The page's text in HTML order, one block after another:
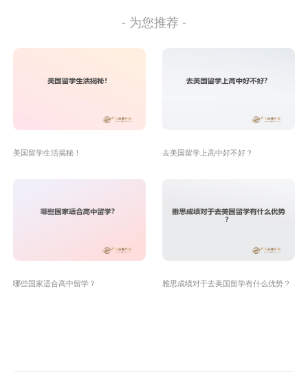
- 为您推荐 -
美国留学生活揭秘！ 去美国留学上高中好不好？
哪些国家适合高中留学？ 雅思成绩对于去美国留学有什么优势？